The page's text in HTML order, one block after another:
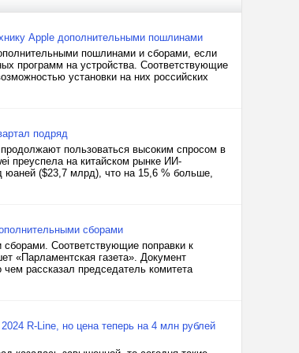
Apple дополнительными пошлинами
пошлинами и сборами, если
программ на устройства. Соответствующие
установки на них российских
подряд
пользоваться высоким спросом в
преуспела на китайском рынке ИИ-
юаней ($23,7 млрд), что на 15,6 % больше,
сборами
Соответствующие поправки к
«Парламентская газета». Документ
рассказал председатель комитета
R-Line, но цена теперь на 4 млн рублей